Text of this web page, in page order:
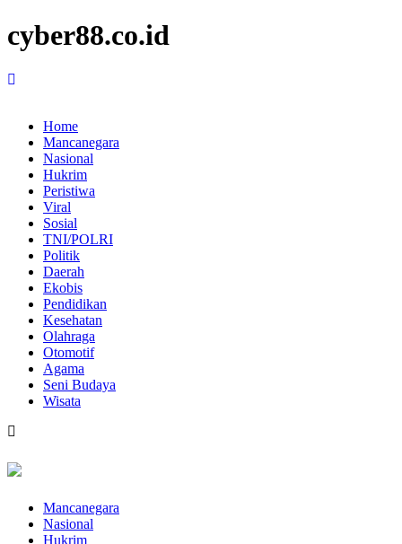
cyber88.co.id
Home
Mancanegara
Nasional
Hukrim
Peristiwa
Viral
Sosial
TNI/POLRI
Politik
Daerah
Ekobis
Pendidikan
Kesehatan
Olahraga
Otomotif
Agama
Seni Budaya
Wisata
Mancanegara
Nasional
Hukrim